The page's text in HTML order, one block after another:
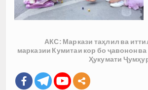
АКС: Маркази таҳлил ва
марказии Кумитаи кор бо ҷавонон
Ҳукумати